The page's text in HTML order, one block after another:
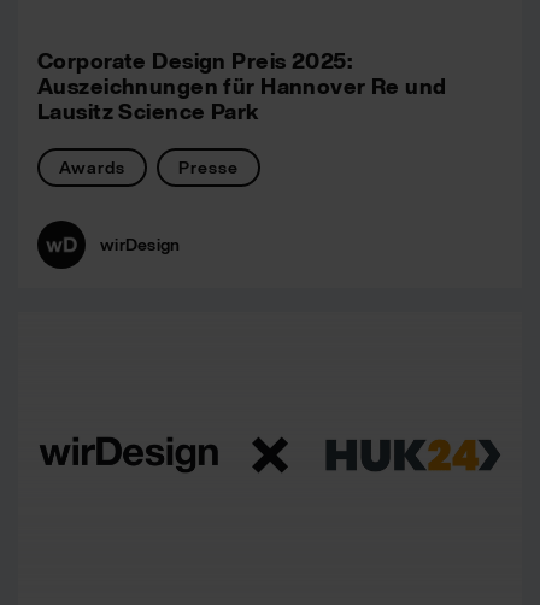
Corporate Design Preis 2025:
Auszeichnungen für Hannover Re und
Lausitz Science Park
Awards Presse
wirDesign